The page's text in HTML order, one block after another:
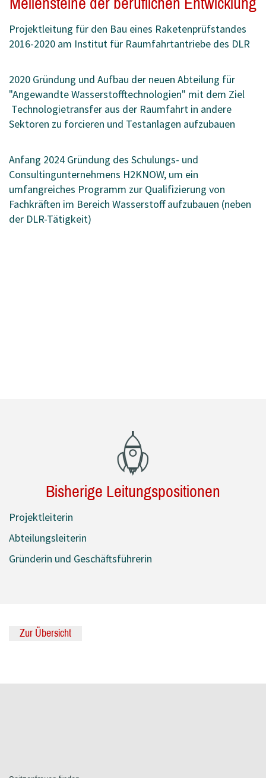
Projektleitung für den Bau eines Raketenprüfstandes
2016-2020 am Institut für Raumfahrtantriebe des DLR
2020 Gründung und Aufbau der neuen Abteilung für
"Angewandte Wasserstofftechnologien" mit dem Ziel
Technologietransfer aus der Raumfahrt in andere
Sektoren zu forcieren und Testanlagen aufzubauen
Anfang 2024 Gründung des Schulungs- und
Consultingunternehmens H2KNOW, um ein
umfangreiches Programm zur Qualifizierung von
Fachkräften im Bereich Wasserstoff aufzubauen (neben
der DLR-Tätigkeit)
Bisherige Leitungspositionen
Projektleiterin
Abteilungsleiterin
Gründerin und Geschäftsführerin
Zur Übersicht